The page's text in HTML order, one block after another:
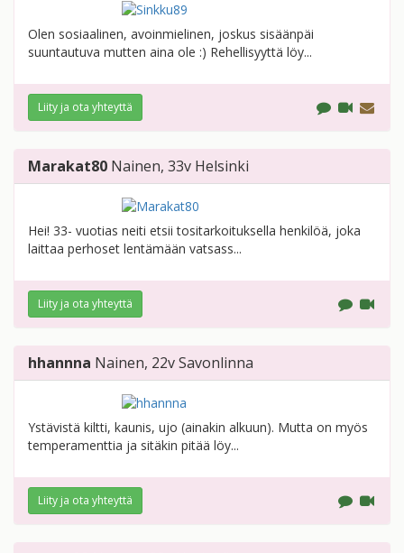
Olen sosiaalinen, avoinmielinen, joskus sisäänpäi
suuntautuva mutten aina ole :) Rehellisyyttä löy...
Liity ja ota yhteyttä
Marakat80 Nainen, 33v Helsinki
Hei! 33- vuotias neiti etsii tositarkoituksella henkilöä, joka
laittaa perhoset lentämään vatsass...
Liity ja ota yhteyttä
hhannna Nainen, 22vSavonlinna
Ystävistä kiltti, kaunis, ujo (ainakin alkuun). Mutta on myös
temperamenttia ja sitäkin pitää löy...
Liity ja ota yhteyttä